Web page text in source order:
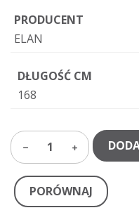
PRODUCENT
ELAN
DŁUGOŚĆ CM
168
1
PORÓWNAJ